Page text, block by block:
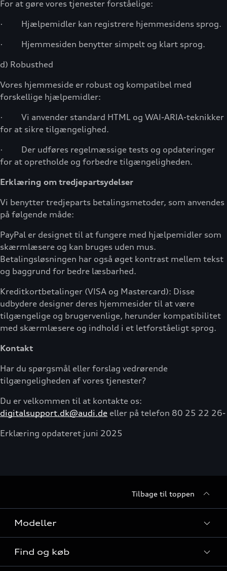
For at gøre vores tjenester forståelige:
· Hjælpemidler kan registrere hjemmesidens sprog.
· Hjemmesiden benytter simpelt og klart sprog.
d) Robusthed
Vores hjemmeside er robust og kompatibel med
forskellige hjælpemidler:
· Vi anvender standard HTML og WAI-ARIA-teknikker
for at sikre tilgængelighed.
· Der udføres regelmæssige tests og opdateringer
for at opretholde og forbedre tilgængeligheden.
Erklæring om tredjepartsydelser
Vi benytter tredjeparts betalingsmetoder, som anvendes
på følgende måde:
PayPal er designet til at fungere med hjælpemidler som
skærmlæsere og kan bruges uden mus.
Betalingsløsningen har også øget kontrast mellem tekst
og baggrund for bedre læsbarhed.
Kreditkortbetalinger (VISA og Mastercard): Disse
udbydere designer deres hjemmesider til at være
tilgængelige og brugervenlige, herunder kompatibilitet
med skærmlæsere og indhold i et letforståeligt sprog.
Kontakt
Har du spørgsmål eller forslag vedrørende
tilgængeligheden af vores tjenester?
Du er velkommen til at kontakte os:
digitalsupport.dk@audi.de eller på telefon 80 25 22 26-
Erklæring opdateret juni 2025
Tilbage til toppen
Modeller
Find og køb